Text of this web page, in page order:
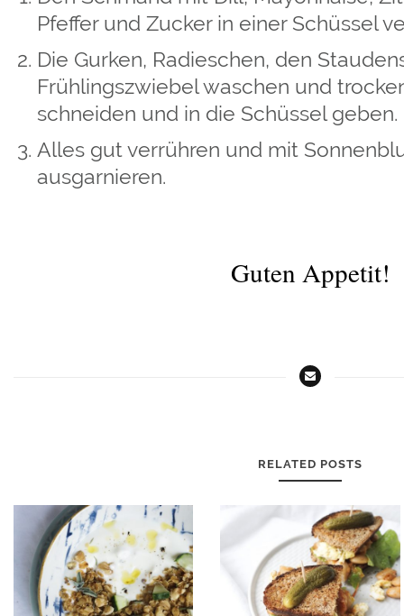
Pfeffer und Zucker in einer Schüssel
Die Gurken, Radieschen, den
Frühlingszwiebel waschen und
schneiden und in die Schüssel geben.
Alles gut verrühren und mit
ausgarnieren.
Guten Appetit!
RELATED POSTS